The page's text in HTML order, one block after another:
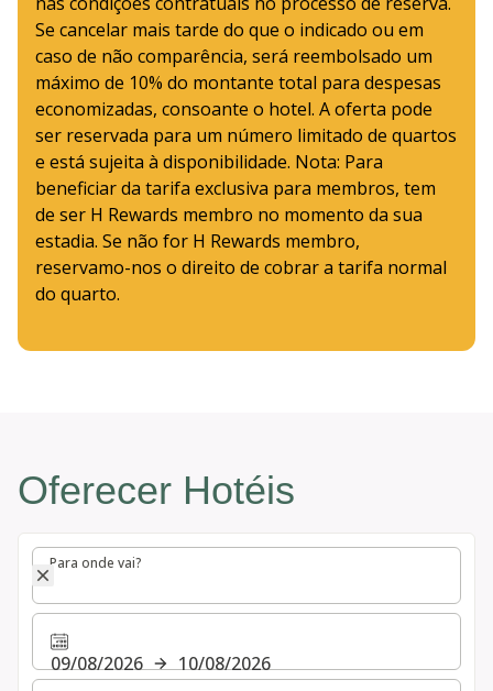
Se cancelar mais tarde do que o indicado ou em
caso de não comparência, será reembolsado um
máximo de 10% do montante total para despesas
economizadas, consoante o hotel. A oferta pode
ser reservada para um número limitado de quartos
e está sujeita à disponibilidade. Nota: Para
beneficiar da tarifa exclusiva para membros, tem
de ser H Rewards membro no momento da sua
estadia. Se não for H Rewards membro,
reservamo-nos o direito de cobrar a tarifa normal
do quarto.
Oferecer Hotéis
Para onde vai?
Para onde vai?
09/08/2026
10/08/2026